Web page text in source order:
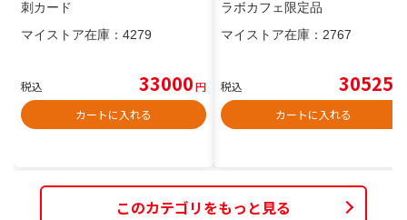
刺カード
マイストア在庫： 4279
税込 33000円
カートに入れる
ラボカフェ限定品
マイストア在庫： 2767
税込 30525
カートに入れる
このカテゴリをもっと見る